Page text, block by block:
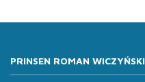
PRINSEN ROMAN WICZYŃSKI